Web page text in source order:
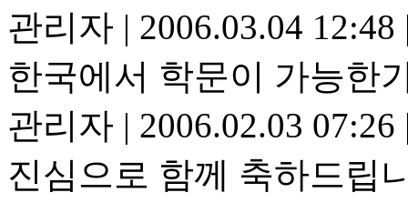
관리자 | 2006.03.04 12:48
한국에서 학문이 가능한
관리자 | 2006.02.03 07:26
진심으로 함께 축하드립